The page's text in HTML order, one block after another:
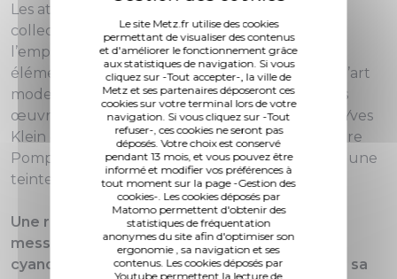
Le site Metz.fr utilise des cookies
permettant de visualiser des contenus
et d'améliorer le fonctionnement grâce
aux statistiques de navigation. Si vous
cliquez sur -Tout accepter-, la ville de
Metz et ses partenaires déposeront ces
cookies sur votre terminal lors de votre
navigation. Si vous cliquez sur -Tout
refuser-, ces cookies ne seront pas
déposés. Votre choix est conservé
pendant 13 mois, et vous pouvez être
informé et modifier vos préférences à
tout moment sur la page -Gestion des
cookies-. Les cookies déposés par
Matomo permettent d'obtenir des
statistiques de fréquentation
anonymes du site afin d'optimiser son
ergonomie , sa navigation et ses
contenus. Les cookies déposés par
Youtube permettent la lecture de
Les ateliers ont été menés par les membres du
collectif autour des thématiques que sont
l’empreinte, la matière, le plein et le vide, les
éléments naturels, la couleur, le trucage dans l’art
moderne et contemporain, le Japon à partir des
œuvres de l’exposition « Le ciel comme atelier. Yves
Klein et ses contemporains » présentée au Centre
Pompidou-Metz. Cet artiste s’est concentré sur une
teinte, le bleu celle qui fit son succès.
Une rencontre a été organisée avec l’artiste
messine Lucie Linder qui utilise le procédé
cyanotype comme support artistique. Lors de sa